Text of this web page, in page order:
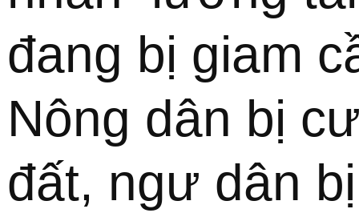
đang bị giam
Nông dân bị
đất, ngư dân bị